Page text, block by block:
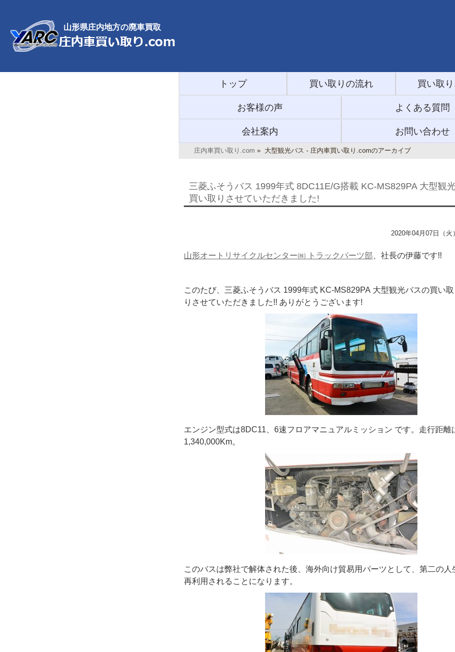
山形県庄内地方の廃車買取
トップ 買い取りの流れ 買い取
お客様の声 よくある質問
会社案内 お問い合わせ
庄内車買い取り.com » 大型観光バス - 庄内車買い取り.comのアーカイブ
三菱ふそうバス 1999年式 8DC11E/G搭載 KC-MS829PA 大型観
買い取りさせていただきました!
2020年04月07日（火
山形オートリサイクルセンター㈱ トラックパーツ部 、社長の伊藤です!!
このたび、三菱ふそうバス 1999年式 KC-MS829PA 大型観光バスの買い
りさせていただきました!! ありがとうございます!
エンジン型式は8DC11、6速フロアマニュアルミッション です。走行距離
1,340,000Km。
このバスは弊社で解体された後、海外向け貿易用パーツとして、第二の人
再利用されることになります。